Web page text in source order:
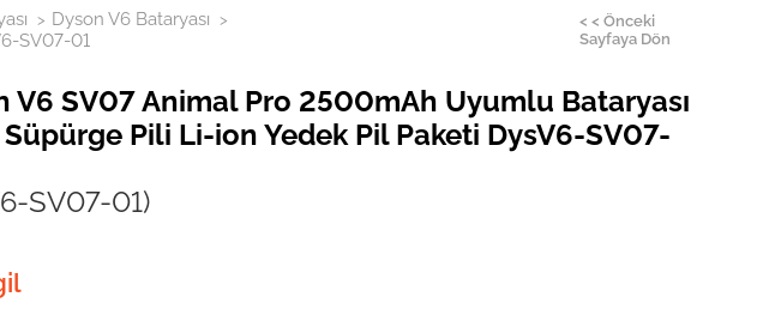
> Dyson V6 Bataryası >
SV07-01
< < Önceki
Sayfaya Dön
V6 SV07 Animal Pro 2500mAh Uyumlu Bataryası
Süpürge Pili Li-ion Yedek Pil Paketi DysV6-SV07-
SV07-01)